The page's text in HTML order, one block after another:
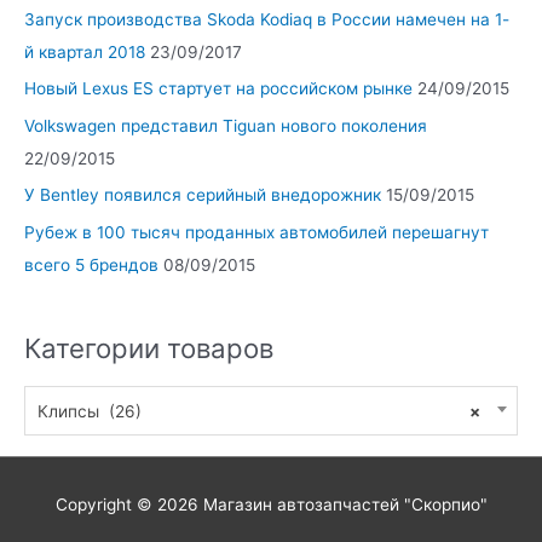
Запуск производства Skoda Kodiaq в России намечен на 1-
й квартал 2018 23/09/2017
Новый Lexus ES стартует на российском рынке 24/09/2015
Volkswagen представил Tiguan нового поколения
22/09/2015
У Bentley появился серийный внедорожник 15/09/2015
Рубеж в 100 тысяч проданных автомобилей перешагнут
всего 5 брендов 08/09/2015
Категории товаров
×
Клипсы (26)
Copyright © 2026 Магазин автозапчастей "Скорпио"